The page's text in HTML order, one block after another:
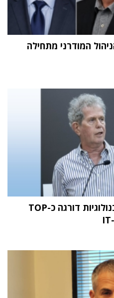
המודרני מתחילה
מחקר STKI השנתי: וואן טכנולוגיות דורגה כ-TOP